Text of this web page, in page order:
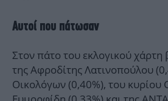
Aυτοί που πάτωσαν
Στον πάτο του εκλογικού
της Αφροδίτης Λατινοπούλου
Οικολόγων (0,40%), του κυρίου